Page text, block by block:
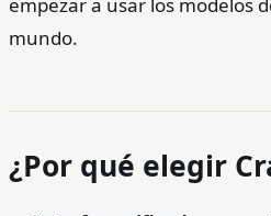
mundo.
¿Por qué elegir